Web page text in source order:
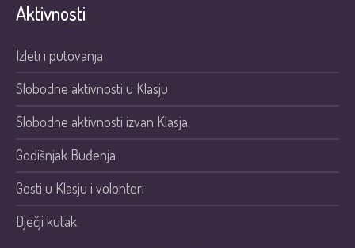
Aktivnosti
Izleti i putovanja
Slobodne aktivnosti u Klasju
Slobodne aktivnosti izvan Klasja
Godišnjak Buđenja
Gosti u Klasju i volonteri
Dječji kutak